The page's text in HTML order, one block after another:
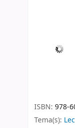
ISBN: 978-
Tema(s):